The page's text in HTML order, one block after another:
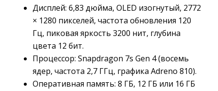
Дисплей: 6,83 дюйма, OLED изогнутый, 2772
× 1280 пикселей, частота обновления 120
Гц, пиковая яркость 3200 нит, глубина
цвета 12 бит.
Процессор: Snapdragon 7s Gen 4 (восемь
ядер, частота 2,7 ГГц, графика Adreno 810).
Оперативная память: 8 ГБ, 12 ГБ или 16 ГБ